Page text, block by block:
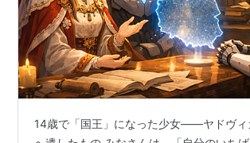
14歳で「国王」になった少女――ヤドヴィ